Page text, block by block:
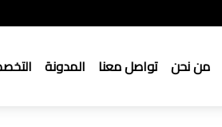
من نحن تواصل معنا المدونة